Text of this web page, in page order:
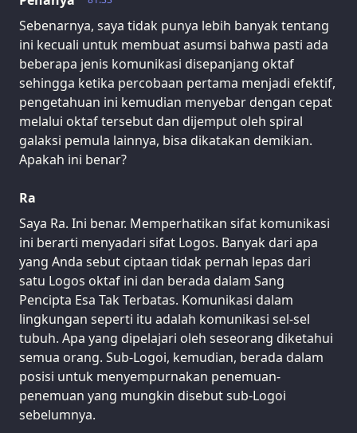
Sebenarnya, saya tidak punya lebih banyak tentang
ini kecuali untuk membuat asumsi bahwa pasti ada
beberapa jenis komunikasi disepanjang oktaf
sehingga ketika percobaan pertama menjadi efektif,
pengetahuan ini kemudian menyebar dengan cepat
melalui oktaf tersebut dan dijemput oleh spiral
galaksi pemula lainnya, bisa dikatakan demikian.
Apakah ini benar?
Ra
Saya Ra. Ini benar. Memperhatikan sifat komunikasi
ini berarti menyadari sifat Logos. Banyak dari apa
yang Anda sebut ciptaan tidak pernah lepas dari
satu Logos oktaf ini dan berada dalam Sang
Pencipta Esa Tak Terbatas. Komunikasi dalam
lingkungan seperti itu adalah komunikasi sel-sel
tubuh. Apa yang dipelajari oleh seseorang diketahui
semua orang. Sub-Logoi, kemudian, berada dalam
posisi untuk menyempurnakan penemuan-
penemuan yang mungkin disebut sub-Logoi
sebelumnya.